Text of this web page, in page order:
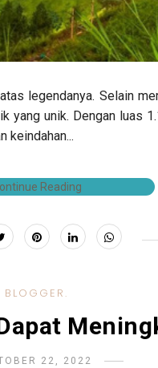
legendanya. Selain
yang unik. Dengan luas
keindahan...
Reading
BLOGGER.
22, 2022